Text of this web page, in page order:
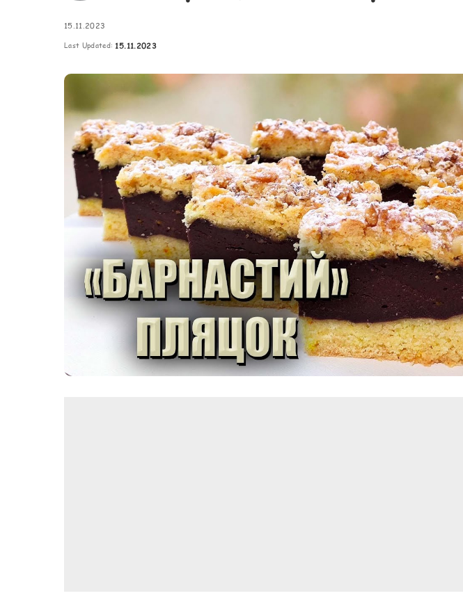
Картопля з м’ясом
Мясо по-французьки
Шинка
15.11.2023
Last Updated: 15.11.2023